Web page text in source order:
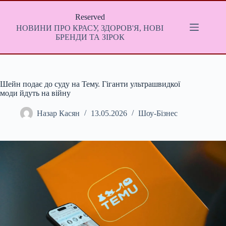
Перейти
Reserved
НОВИНИ ПРО КРАСУ, ЗДОРОВ'Я, НОВІ
БРЕНДИ ТА ЗІРОК
Шейн подає до суду на Тему. Гіганти ультрашвидкої
моди йдуть на війну
Назар Касян 13.05.2026 Шоу-Бізнес